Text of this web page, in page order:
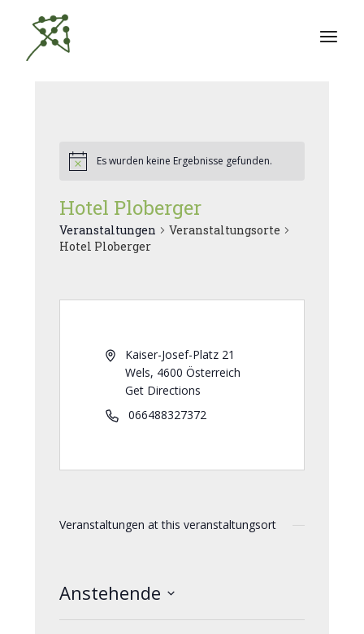
Inhalt
springen
Es wurden keine Ergebnisse gefunden.
Hotel Ploberger
Veranstaltungen
Veranstaltungsorte
Hotel Ploberger
Kaiser-Josef-Platz 21
Wels, 4600 Österreich
Get Directions
066488327372
Veranstaltungen at this veranstaltungsort
Anstehende